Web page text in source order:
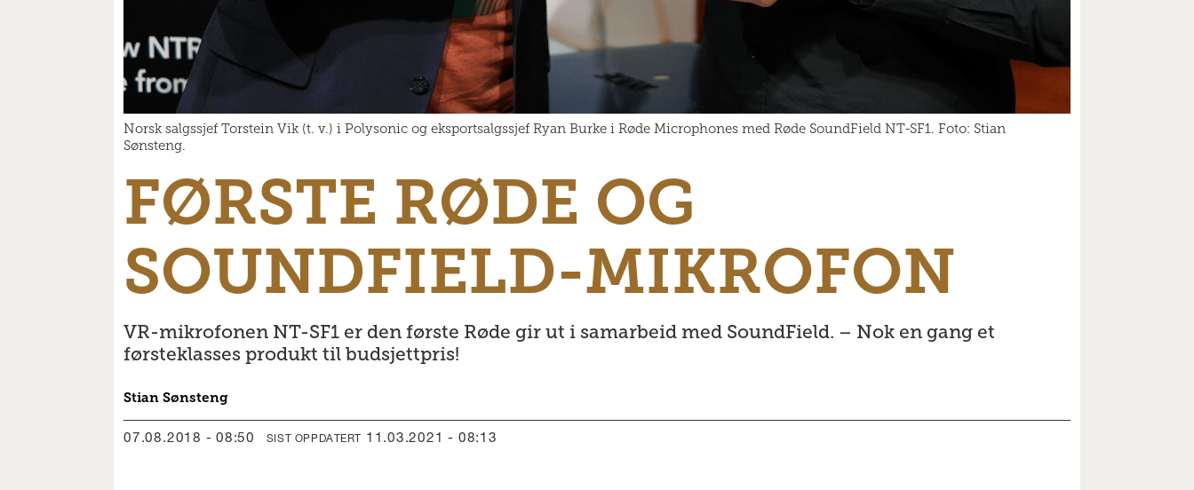
Norsk salgssjef Torstein Vik (t. v.) i Polysonic og eksportsalgssjef Ryan Burke i Røde Microphones med Røde SoundField NT-SF1. Foto: Stian
Sønsteng.
FØRSTE RØDE OG
SOUNDFIELD-MIKROFON
VR-mikrofonen NT-SF1 er den første Røde gir ut i samarbeid med SoundField. – Nok en gang et
førsteklasses produkt til budsjettpris!
Stian Sønsteng
07.08.2018 - 08:50 SIST OPPDATERT 11.03.2021 - 08:13